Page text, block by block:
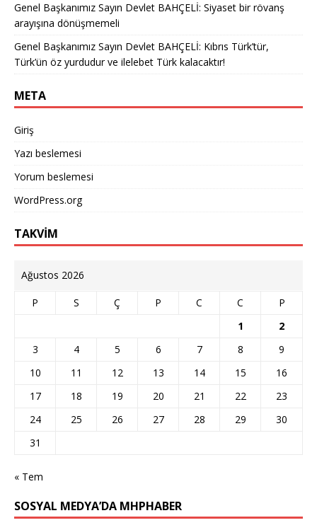
Genel Başkanımız Sayın Devlet BAHÇELİ: Siyaset bir rövanş
arayışına dönüşmemeli
Genel Başkanımız Sayın Devlet BAHÇELİ: Kıbrıs Türk’tür,
Türk’ün öz yurdudur ve ilelebet Türk kalacaktır!
META
Giriş
Yazı beslemesi
Yorum beslemesi
WordPress.org
TAKVİM
Ağustos 2026
P S Ç P C C
P
1
2
3
4 5 6 7 8
9
10
11 12 13 14 15
16
17
18 19 20 21 22
23
24
25 26 27 28 29
30
31
« Tem
SOSYAL MEDYA’DA MHPHABER